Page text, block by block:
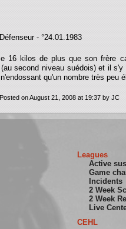
- °24.01.1983
16 kilos de plus que son frère
second niveau suédois) et il
qu'un nombre très peu
Posted on August 21, 2008 at 19:37 by JC
Leagues
Active
Game
Incidents
2 Week
2 Week
Live
CEHL